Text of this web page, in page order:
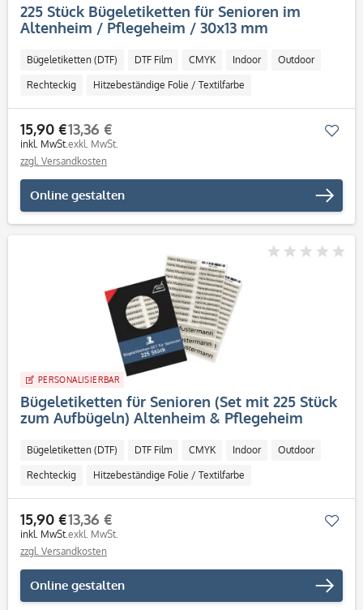
225 Stück Bügeletiketten für Senioren im
Altenheim / Pflegeheim / 30x13 mm
Bügeletiketten (DTF) DTF Film CMYK Indoor Outdoor
Rechteckig Hitzebeständige Folie / Textilfarbe
15,90 €
inkl. MwSt.
13,36 €
exkl. MwSt.
zzgl. Versandkosten
Online gestalten
PERSONALISIERBAR
Bügeletiketten für Senioren (Set mit 225 Stück
zum Aufbügeln) Altenheim & Pflegeheim
Bügeletiketten (DTF) DTF Film CMYK Indoor Outdoor
Rechteckig Hitzebeständige Folie / Textilfarbe
15,90 €
inkl. MwSt.
13,36 €
exkl. MwSt.
zzgl. Versandkosten
Online gestalten